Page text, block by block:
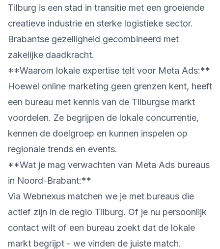
Tilburg is een stad in transitie met een groeiende
creatieve industrie en sterke logistieke sector.
Brabantse gezelligheid gecombineerd met
zakelijke daadkracht.
**Waarom lokale expertise telt voor Meta Ads:**
Hoewel online marketing geen grenzen kent, heeft
een bureau met kennis van de Tilburgse markt
voordelen. Ze begrijpen de lokale concurrentie,
kennen de doelgroep en kunnen inspelen op
regionale trends en events.
**Wat je mag verwachten van Meta Ads bureaus
in Noord-Brabant:**
Via Webnexus matchen we je met bureaus die
actief zijn in de regio Tilburg. Of je nu persoonlijk
contact wilt of een bureau zoekt dat de lokale
markt begrijpt - we vinden de juiste match.